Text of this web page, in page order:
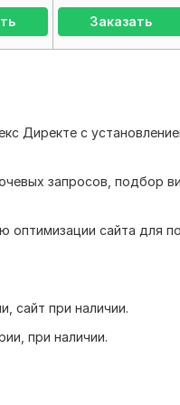
Заказать
Директе с
запросов, подбор
сайта для
сайт при наличии.
при наличии.